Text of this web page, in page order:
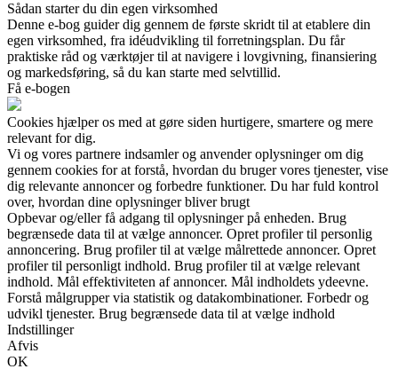
Sådan starter du din egen virksomhed
Denne e-bog guider dig gennem de første skridt til at etablere din
egen virksomhed, fra idéudvikling til forretningsplan. Du får
praktiske råd og værktøjer til at navigere i lovgivning, finansiering
og markedsføring, så du kan starte med selvtillid.
Få e-bogen
Cookies hjælper os med at gøre siden hurtigere, smartere og mere
relevant for dig.
Vi og vores partnere indsamler og anvender oplysninger om dig
gennem cookies for at forstå, hvordan du bruger vores tjenester, vise
dig relevante annoncer og forbedre funktioner. Du har fuld kontrol
over, hvordan dine oplysninger bliver brugt
Opbevar og/eller få adgang til oplysninger på enheden. Brug
begrænsede data til at vælge annoncer. Opret profiler til personlig
annoncering. Brug profiler til at vælge målrettede annoncer. Opret
profiler til personligt indhold. Brug profiler til at vælge relevant
indhold. Mål effektiviteten af annoncer. Mål indholdets ydeevne.
Forstå målgrupper via statistik og datakombinationer. Forbedr og
udvikl tjenester. Brug begrænsede data til at vælge indhold
Indstillinger
Afvis
OK